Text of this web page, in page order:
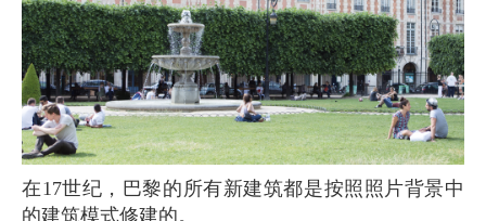
在17世纪，巴黎的所有新建筑都是按照照片背景中
的建筑模式修建的。